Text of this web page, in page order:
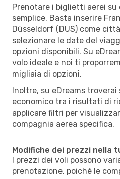
Prenotare i biglietti aerei su
semplice. Basta inserire
Düsseldorf (DUS) come
selezionare le date del
opzioni disponibili. Su
volo ideale e noi ti
migliaia di opzioni.
Inoltre, su eDreams troverai
economico tra i risultati di
applicare filtri per
compagnia aerea specifica.
Modifiche dei prezzi nella
I prezzi dei voli possono
prenotazione, poiché le